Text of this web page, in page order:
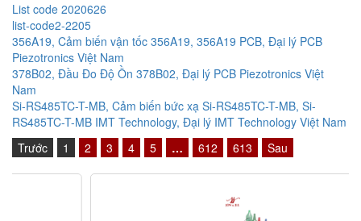
List code 2020626
list-code2-2205
356A19, Cảm biến vận tốc 356A19, 356A19 PCB, Đại lý PCB
Piezotronics Việt Nam
378B02, Đầu Đo Độ Ồn 378B02, Đại lý PCB Piezotronics Việt
Nam
Si-RS485TC-T-MB, Cảm biến bức xạ Si-RS485TC-T-MB, Si-
RS485TC-T-MB IMT Technology, Đại lý IMT Technology Việt Nam
Trước
1 2 3 4 5 … 612 613 Sau